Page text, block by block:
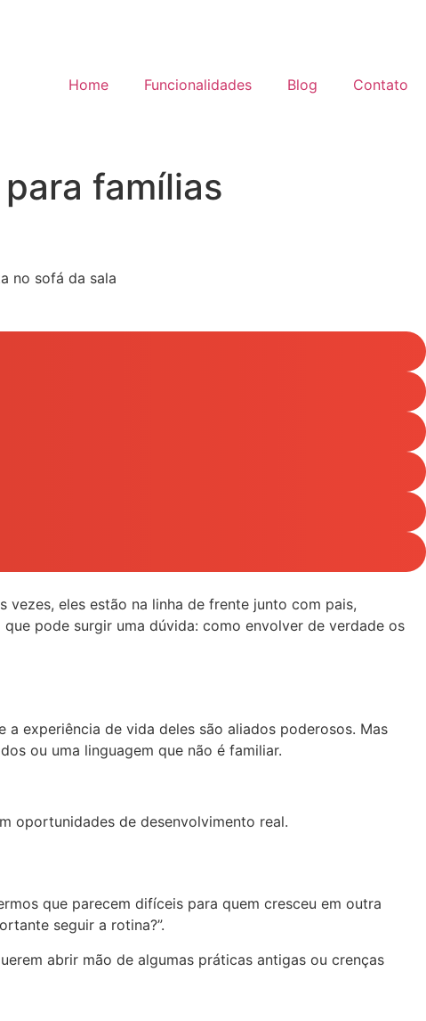
Home Funcionalidades Blog Contato
famílias
vezes, eles estão na linha de frente junto com pais,
pode surgir uma dúvida: como envolver de verdade os
experiência de vida deles são aliados poderosos. Mas
ou uma linguagem que não é familiar.
oportunidades de desenvolvimento real.
que parecem difíceis para quem cresceu em outra
seguir a rotina?”.
abrir mão de algumas práticas antigas ou crenças